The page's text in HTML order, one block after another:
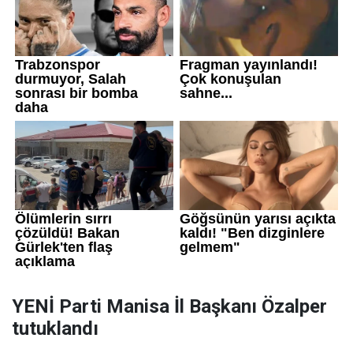
YENİ Parti Manisa İl Başkanı Özalper
tutuklandı